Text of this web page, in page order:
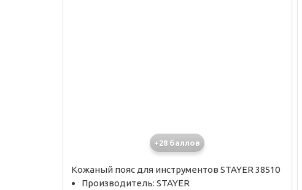
+28 баллов
Кожаный пояс для инструментов STAYER 38510
Производитель: STAYER